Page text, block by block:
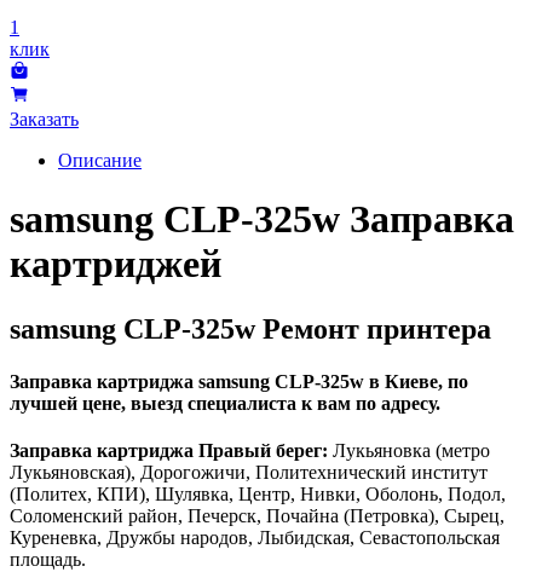
1
клик
Заказать
Описание
samsung CLP-325w Заправка
картриджей
samsung CLP-325w Ремонт принтера
Заправка картриджа samsung CLP-325w в Киеве, по
лучшей цене, выезд специалиста к вам по адресу.
Заправка картриджа Правый берег: Лукьяновка (метро
Лукьяновская), Дорогожичи, Политехнический институт
(Политех, КПИ), Шулявка, Центр, Нивки, Оболонь, Подол,
Соломенский район, Печерск, Почайна (Петровка), Сырец,
Куреневка, Дружбы народов, Лыбидская, Севастопольская
площадь.